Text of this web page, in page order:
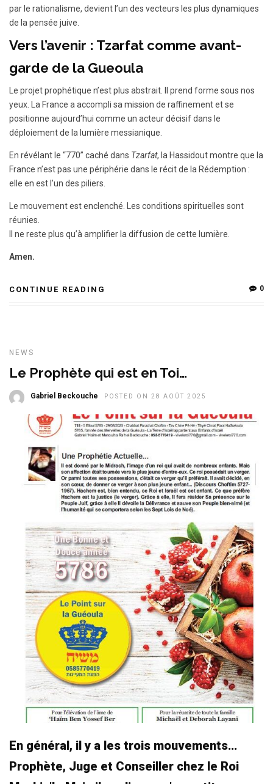
par le rationalisme, devient l’un des vecteurs les plus dynamiques
de la pensée juive.
Vers l’avenir : Tzarfat comme avant-
garde de la Gueoula
Le projet prophétique n’est plus abstrait. Il prend forme sous nos
yeux. La France a accompli sa mission de raffinement et se
positionne aujourd’hui comme un acteur décisif dans le
déploiement de la lumière messianique.
En révélant le “770” caché dans Tzarfat, la Hassidout montre que la
France n’est pas une périphérie dans le récit de la Rédemption :
elle en est l’un des piliers.
Le mouvement est enclenché. Les conditions spirituelles sont
réunies.
Il ne reste plus qu’à amplifier la diffusion de cette lumière.
Amen.
CONTINUE READING 0
NEWS
Le Prophète qui est en Toi…
Gabriel Beckouche POSTED ON 28 AOÛT 2025
En général, il y a les trois mouvements…
Prophète, Juge et Conseiller chez le Roi